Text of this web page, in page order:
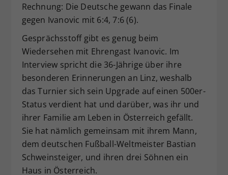
Rechnung: Die Deutsche gewann das Finale
gegen Ivanovic mit 6:4, 7:6 (6).
Gesprächsstoff gibt es genug beim
Wiedersehen mit Ehrengast Ivanovic. Im
Interview spricht die 36-Jährige über ihre
besonderen Erinnerungen an Linz, weshalb
das Turnier sich sein Upgrade auf einen 500er-
Status verdient hat und darüber, was ihr und
ihrer Familie am Leben in Österreich gefällt.
Sie hat nämlich gemeinsam mit ihrem Mann,
dem deutschen Fußball-Weltmeister Bastian
Schweinsteiger, und ihren drei Söhnen ein
Haus in Österreich.